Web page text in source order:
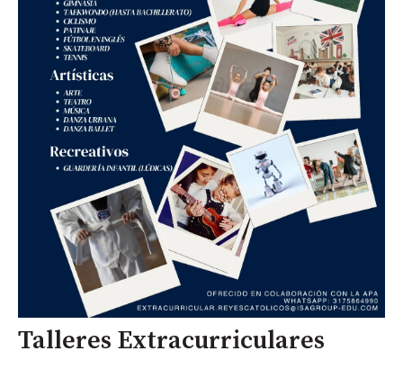
Talleres Extracurriculares